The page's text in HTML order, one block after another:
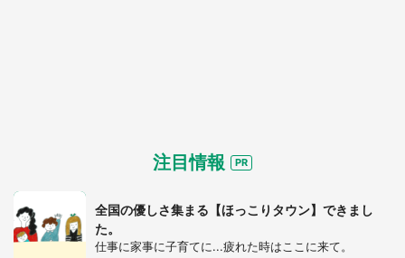
注目情報
全国の優しさ集まる【ほっこりタウン】できまし
た。
仕事に家事に子育てに...疲れた時はここに来て。